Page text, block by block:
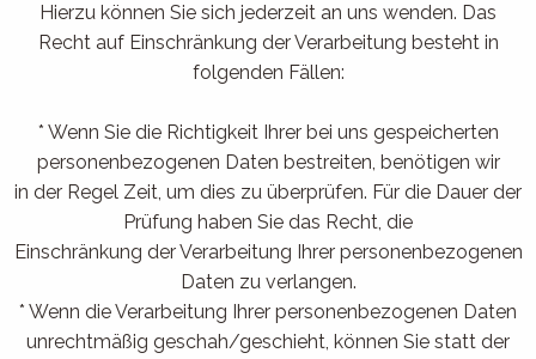
Hierzu können Sie sich jederzeit an uns wenden. Das
Recht auf Einschränkung der Verarbeitung besteht in
folgenden Fällen:
* Wenn Sie die Richtigkeit Ihrer bei uns gespeicherten
personenbezogenen Daten bestreiten, benötigen wir
in der Regel Zeit, um dies zu überprüfen. Für die Dauer der
Prüfung haben Sie das Recht, die
Einschränkung der Verarbeitung Ihrer personenbezogenen
Daten zu verlangen.
* Wenn die Verarbeitung Ihrer personenbezogenen Daten
unrechtmäßig geschah/geschieht, können Sie statt der